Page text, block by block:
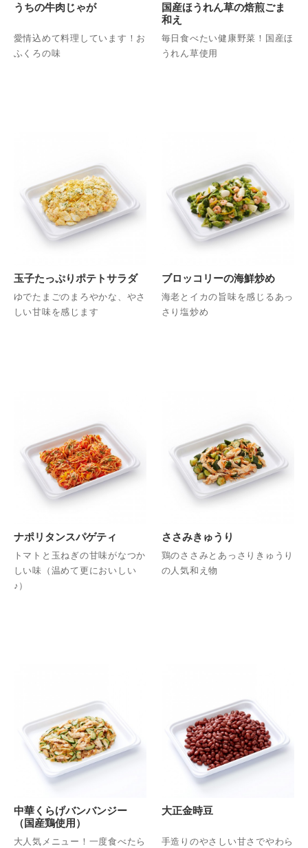
うちの牛肉じゃが
愛情込めて料理しています！お
ふくろの味
国産ほうれん草の焙煎ごま
和え
毎日食べたい健康野菜！国産ほ
うれん草使用
玉子たっぷりポテトサラダ
ゆでたまごのまろやかな、やさ
しい甘味を感じます
ブロッコリーの海鮮炒め
海老とイカの旨味を感じるあっ
さり塩炒め
ナポリタンスパゲティ
トマトと玉ねぎの甘味がなつか
しい味（温めて更においしい
♪）
ささみきゅうり
鶏のささみとあっさりきゅうり
の人気和え物
中華くらげバンバンジー
（国産鶏使用）
大人気メニュー！一度食べたら
大正金時豆
手造りのやさしい甘さでやわら